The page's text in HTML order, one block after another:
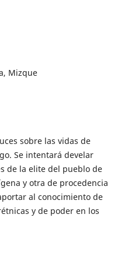
Mizque
sobre las vidas de
Se intentará develar
de la elite del pueblo de
y otra de procedencia
al conocimiento de
y de poder en los